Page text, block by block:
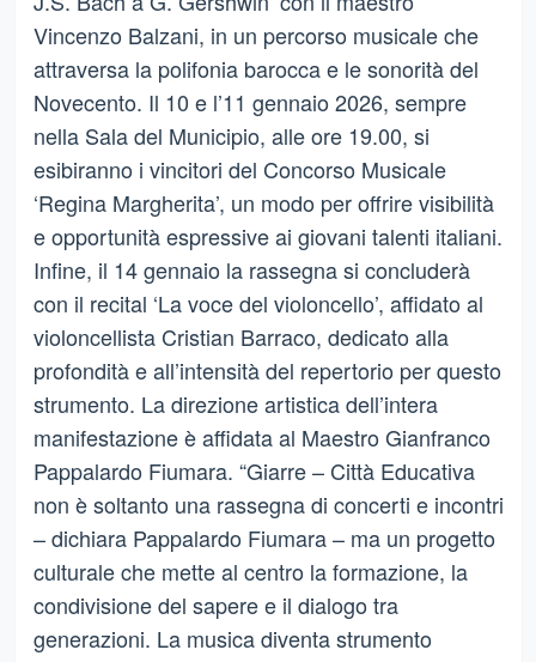
Vincenzo Balzani, in un percorso musicale che
attraversa la polifonia barocca e le sonorità del
Novecento. Il 10 e l’11 gennaio 2026, sempre
nella Sala del Municipio, alle ore 19.00, si
esibiranno i vincitori del Concorso Musicale
‘Regina Margherita’, un modo per offrire visibilità
e opportunità espressive ai giovani talenti italiani.
Infine, il 14 gennaio la rassegna si concluderà
con il recital ‘La voce del violoncello’, affidato al
violoncellista Cristian Barraco, dedicato alla
profondità e all’intensità del repertorio per questo
strumento. La direzione artistica dell’intera
manifestazione è affidata al Maestro Gianfranco
Pappalardo Fiumara. “Giarre – Città Educativa
non è soltanto una rassegna di concerti e incontri
– dichiara Pappalardo Fiumara – ma un progetto
culturale che mette al centro la formazione, la
condivisione del sapere e il dialogo tra
generazioni. La musica diventa strumento